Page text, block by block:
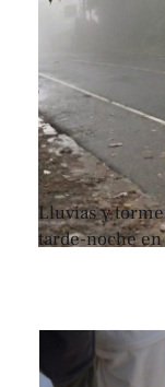
Lluvias y
tarde-noche